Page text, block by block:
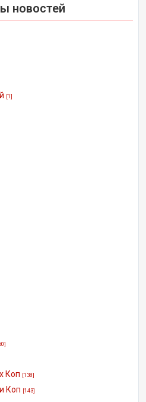
новостей
[1]
Коп [138]
Коп [143]